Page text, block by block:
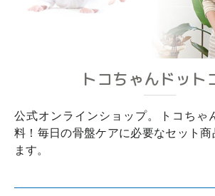
トコちゃんドット
公式オンラインショップ。トコちゃ
料！毎日の骨盤ケアに必要なセット
ます。